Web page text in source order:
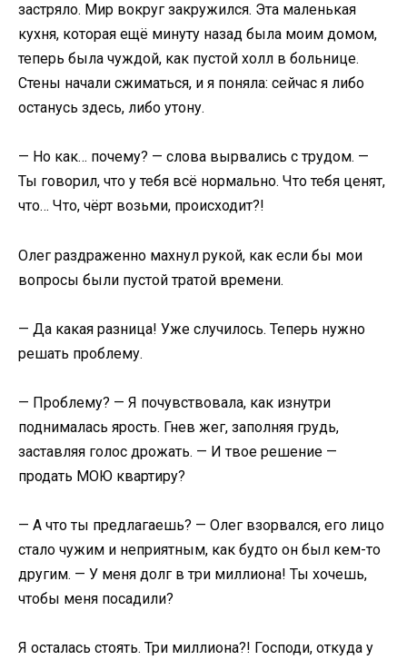
застряло. Мир вокруг закружился. Эта маленькая
кухня, которая ещё минуту назад была моим домом,
теперь была чуждой, как пустой холл в больнице.
Стены начали сжиматься, и я поняла: сейчас я либо
останусь здесь, либо утону.
— Но как… почему? — слова вырвались с трудом. —
Ты говорил, что у тебя всё нормально. Что тебя ценят,
что… Что, чёрт возьми, происходит?!
Олег раздраженно махнул рукой, как если бы мои
вопросы были пустой тратой времени.
— Да какая разница! Уже случилось. Теперь нужно
решать проблему.
— Проблему? — Я почувствовала, как изнутри
поднималась ярость. Гнев жег, заполняя грудь,
заставляя голос дрожать. — И твое решение —
продать МОЮ квартиру?
— А что ты предлагаешь? — Олег взорвался, его лицо
стало чужим и неприятным, как будто он был кем-то
другим. — У меня долг в три миллиона! Ты хочешь,
чтобы меня посадили?
Я осталась стоять. Три миллиона?! Господи, откуда у